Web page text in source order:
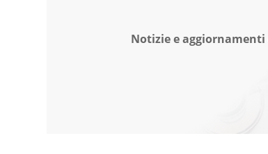
Notizie e aggiornamenti